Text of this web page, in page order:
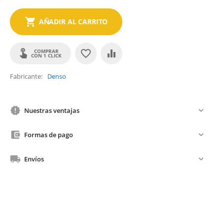
AÑADIR AL CARRITO
COMPRAR
CON 1 CLICK
Fabricante Denso
Nuestras ventajas
Formas de pago
Envíos